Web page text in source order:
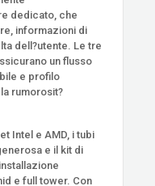
dedicato, che
informazioni di
dell?utente. Le tre
un flusso
e profilo
rumorosit?
Intel e AMD, i tubi
e il kit di
e full tower. Con